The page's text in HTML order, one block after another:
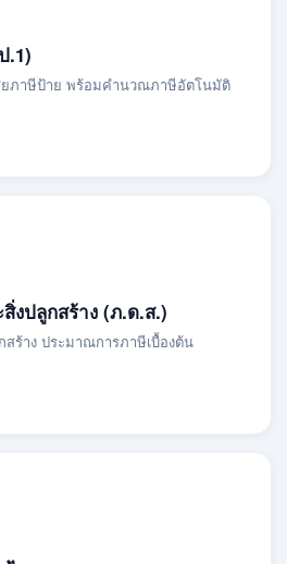
.1)
ยภาษีป้าย พร้อมคำนวณภาษีอัตโนมัติ
ปลูกสร้าง (ภ.ด.ส.)
ร้าง ประมาณการภาษีเบื้องต้น